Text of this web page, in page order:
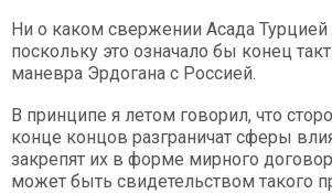
Ни о каком свержении Асада Турцией
поскольку это означало бы конец
маневра Эрдогана с Россией.
В принципе я летом говорил, что
конце концов разграничат сферы
закрепят их в форме мирного
может быть свидетельством такого